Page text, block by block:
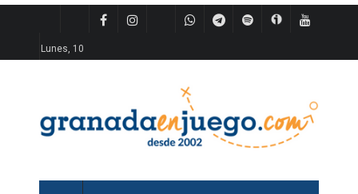
Lunes, 10